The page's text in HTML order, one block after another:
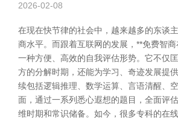
2026-02-08
在现在快节律的社会中，越来越多的东谈
商水平。而跟着互联网的发展，**免费智
一种方便、高效的自我评估形势。它不仅
方的分解时期，还能为学习、奇迹发展提
续包括逻辑推理、数学运算、言语清醒、
面，通过一系列悉心遐想的题目，全面评
维时期和常识储备。如今，很多专科的在